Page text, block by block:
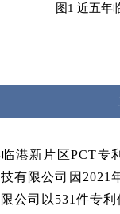
图1 近五年
港新片区PCT专
有限公司因2021
公司以531件专